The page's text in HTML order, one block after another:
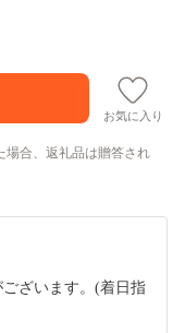
お気に入り
場合、返礼品は贈答され
ざいます。(着日指